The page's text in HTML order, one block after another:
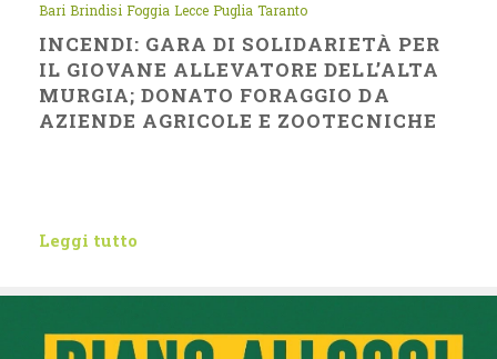
Bari Brindisi Foggia Lecce Puglia Taranto
INCENDI: GARA DI SOLIDARIETÀ PER
IL GIOVANE ALLEVATORE DELL’ALTA
MURGIA; DONATO FORAGGIO DA
AZIENDE AGRICOLE E ZOOTECNICHE
Leggi tutto